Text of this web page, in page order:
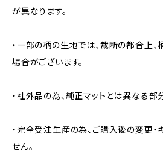
が異なります。
・一部の柄の生地では、裁断の都合上
場合がございます。
・社外品の為、純正マットとは異なる部
・完全受注生産の為、ご購入後の変更・
せん。